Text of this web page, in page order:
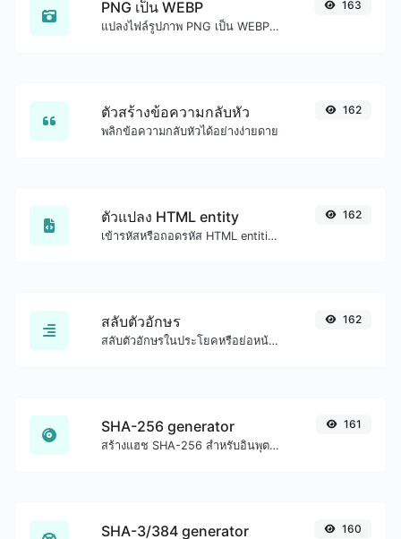
PNG เป็น WEBP
แปลงไฟล์รูปภาพ PNG เป็น WEBP ได้อย่างง่ายดาย
163
ตัวสร้างข้อความกลับหัว
พลิกข้อความกลับหัวได้อย่างง่ายดาย
162
ตัวแปลง HTML entity
เข้ารหัสหรือถอดรหัส HTML entities สำหรับอินพุตที่กำหนด
162
สลับตัวอักษร
สลับตัวอักษรในประโยคหรือย่อหน้าที่กำหนดได้อย่างง่ายดาย
162
SHA-256 generator
สร้างแฮช SHA-256 สำหรับอินพุตสตริงใดๆ
161
SHA-3/384 generator 160